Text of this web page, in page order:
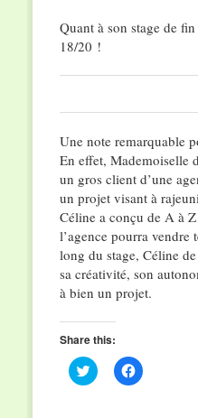
Quant à son stage de
18/20 !
Une note remarquable
En effet, Mademoiselle
un gros client d’une
un projet visant à
Céline a conçu de A à
l’agence pourra vendre
long du stage, Céline
sa créativité, son
à bien un projet.
Share this:
Click
to
Click
to